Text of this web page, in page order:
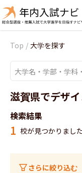
Top / 大学を探す
滋賀県でデザ
検索結果
1 校が見つかりまし
さらに絞り込む